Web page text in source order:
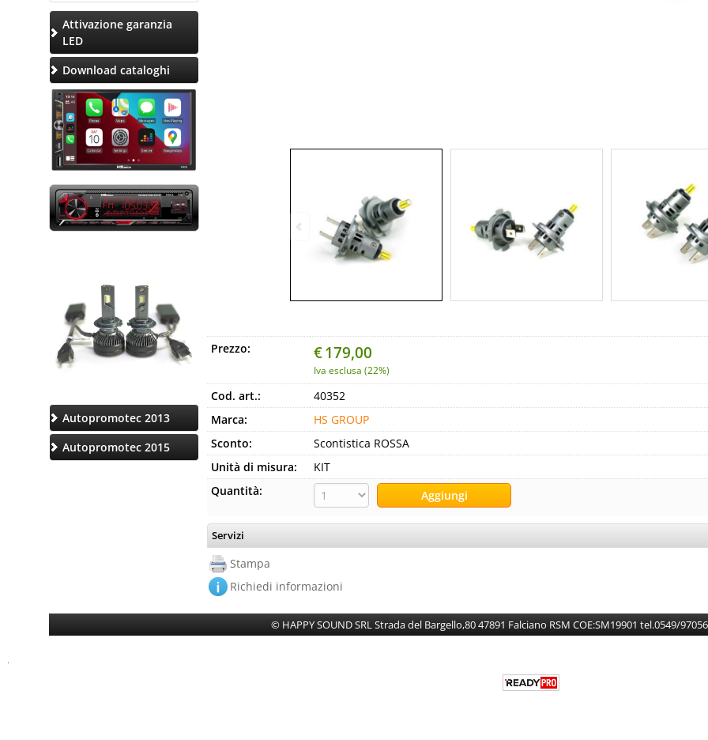
Attivazione garanzia
LED
Download cataloghi
Autopromotec 2013
Autopromotec 2015
Prezzo: €179,00
Iva esclusa (22%)
Cod. art.:
40352
Marca:
HS GROUP
Sconto:
Scontistica ROSSA
Unità di misura:
KIT
Quantità:
Servizi
Stampa
Richiedi informazioni
© HAPPY SOUND SRL Strada del Bargello,80 47891 Falciano RSM COE:SM19901 tel.0549/